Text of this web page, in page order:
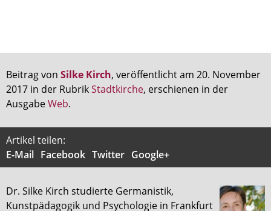
Beitrag von Silke Kirch, veröffentlicht am 20. November
2017 in der RubrikStadtkirche, erschienen in der
AusgabeWeb.
Artikel teilen:
E-Mail Facebook Twitter Google+
Dr. Silke Kirch studierte Germanistik,
Kunstpädagogik und Psychologie in Frankfurt